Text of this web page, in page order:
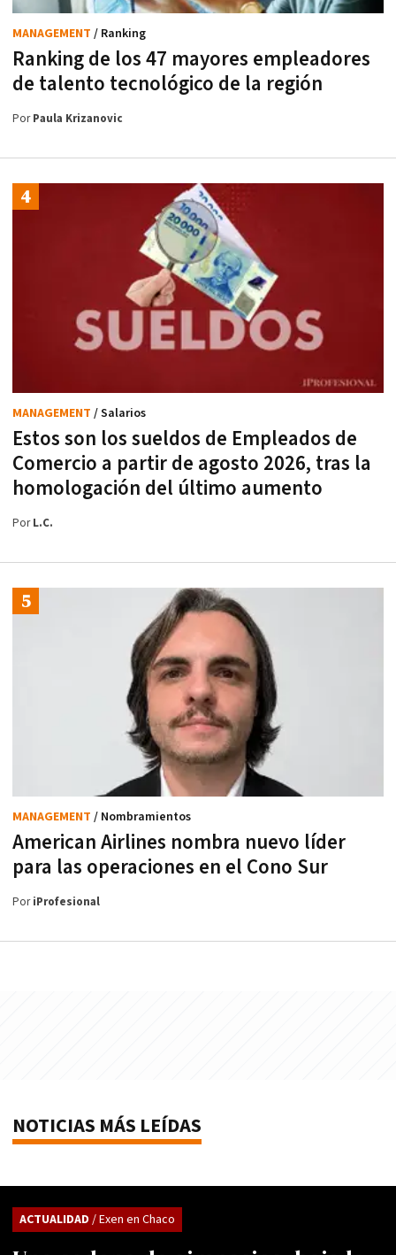
Ranking de los 47 mayores empleadores
de talento tecnológico de la región
MANAGEMENT / Ranking
PorPaula Krizanovic
Estos son los sueldos de Empleados de
Comercio a partir de agosto 2026, tras la
homologación del último aumento
MANAGEMENT / Salarios
PorL.C.
American Airlines nombra nuevo líder
para las operaciones en el Cono Sur
MANAGEMENT / Nombramientos
PoriProfesional
NOTICIAS MÁS LEÍDAS
ACTUALIDAD / Exen en Chaco